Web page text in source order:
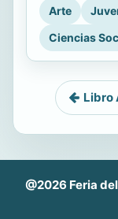
Arte
Ciencias
Libro
@2026 Feria